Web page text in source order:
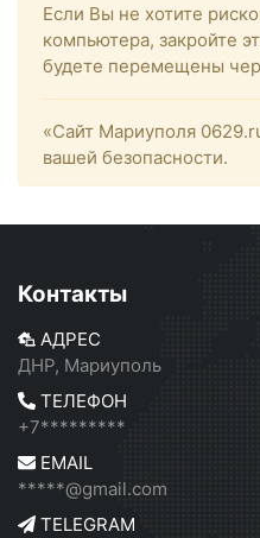
Если Вы не хотите
компьютера, закройте
будете перемещены
«Сайт Мариуполя
вашей безопасности.
Контакты
АДРЕС
ДНР, Мариуполь
ТЕЛЕФОН
+7*********
EMAIL
*****@gmail.com
TELEGRAM